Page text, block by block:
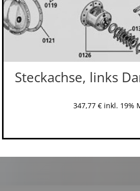
Steckachse, links
347,77 € inkl. 19%